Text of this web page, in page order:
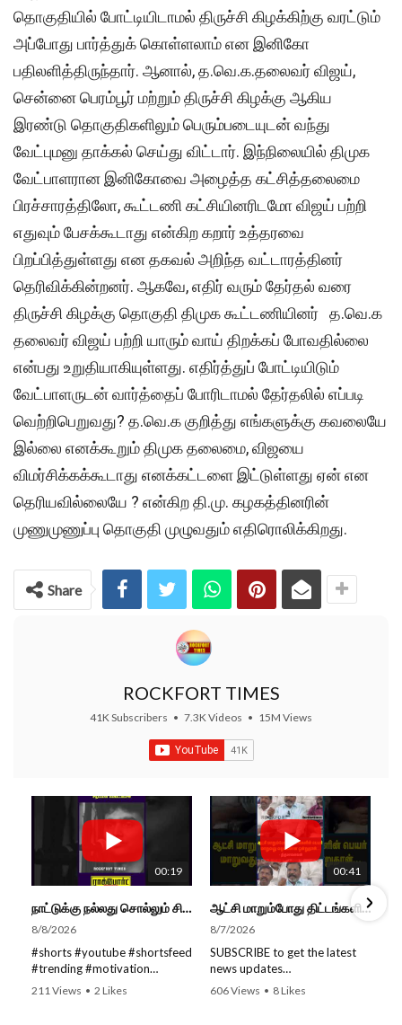
தொகுதியில் போட்டியிடாமல் திருச்சி கிழக்கிற்கு வரட்டும்
அப்போது பார்த்துக் கொள்ளலாம் என இனிகோ
பதிலளித்திருந்தார். ஆனால், த.வெ.க.தலைவர் விஜய்,
சென்னை பெரம்பூர் மற்றும் திருச்சி கிழக்கு ஆகிய
இரண்டு தொகுதிகளிலும் பெரும்படையுடன் வந்து
வேட்புமனு தாக்கல் செய்து விட்டார். இந்நிலையில் திமுக
வேட்பாளரான இனிகோவை அழைத்த கட்சித்தலைமை
பிரச்சாரத்திலோ, கூட்டணி கட்சியினரிடமோ விஜய் பற்றி
எதுவும் பேசக்கூடாது என்கிற கறார் உத்தரவை
பிறப்பித்துள்ளது என தகவல் அறிந்த வட்டாரத்தினர்
தெரிவிக்கின்றனர். ஆகவே, எதிர் வரும் தேர்தல் வரை
திருச்சி கிழக்கு தொகுதி திமுக கூட்டணியினர் த.வெ.க
தலைவர் விஜய் பற்றி யாரும் வாய் திறக்கப் போவதில்லை
என்பது உறுதியாகியுள்ளது. எதிர்த்துப் போட்டியிடும்
வேட்பாளருடன் வார்த்தைப் போரிடாமல் தேர்தலில் எப்படி
வெற்றிபெறுவது? த.வெ.க குறித்து எங்களுக்கு கவலையே
இல்லை எனக்கூறும் திமுக தலைமை, விஜயை
விமர்சிக்கக்கூடாது எனக்கட்டளை இட்டுள்ளது ஏன் என
தெரியவில்லையே ? என்கிற தி.மு. கழகத்தினரின்
முணுமுணுப்பு தொகுதி முழுவதும் எதிரொலிக்கிறது.
Share
ROCKFORT TIMES
41K Subscribers • 7.3K Videos • 15M Views
00:19
நாட்டுக்கு நல்லது சொல்லும் சிறப்பான மேடைப்பேச்சு... #shorts #subscribe #video
8/8/2026
#shorts #youtube #shortsfeed
#trending #motivation
#nowtrending #subscribe
211 Views • 2 Likes
00:41
ஆட்சி மாறும்போது திட்டங்களின் பெயர் மாறுவது வழக்கமான ஒன்று தான்... திருமாவளவன்
8/7/2026
SUBSCRIBE to get the latest
news updates
ROCKFORT TIMES for NEW
606 Views • 8 Likes